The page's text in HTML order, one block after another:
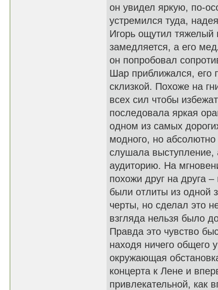
он увидел яркую, по-
устремился туда,
Игорь ощутил тяжелый
замедляется, а его
он попробовал
Шар приближался, его
склизкой. Похоже на
всех сил чтобы
последовала яркая
одном из самых
модного, но
слушала выступление,
аудиторию. На
похожи друг на друга
были отлиты из одной
черты, но сделал это
взгляда нельзя было
Правда это чувство
находя ничего общего
окружающая
концерта к Лене и
привлекательной, как